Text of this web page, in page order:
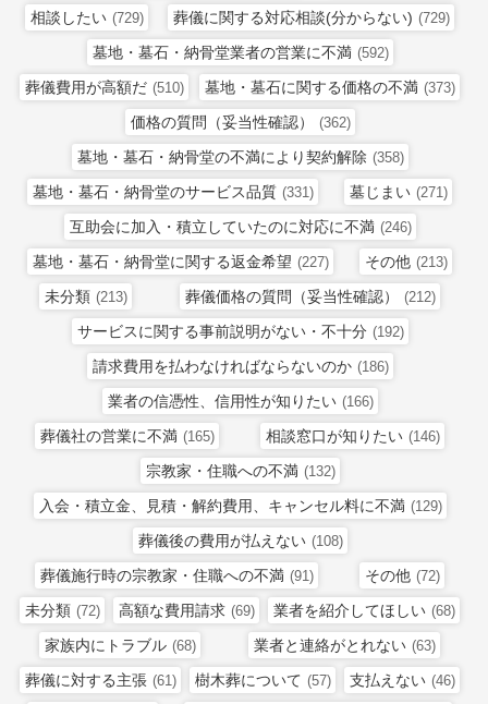
相談したい (729) 葬儀に関する対応相談(分からない) (729)
墓地・墓石・納骨堂業者の営業に不満 (592)
葬儀費用が高額だ (510) 墓地・墓石に関する価格の不満 (373)
価格の質問（妥当性確認） (362)
墓地・墓石・納骨堂の不満により契約解除 (358)
墓地・墓石・納骨堂のサービス品質 (331) 墓じまい (271)
互助会に加入・積立していたのに対応に不満 (246)
墓地・墓石・納骨堂に関する返金希望 (227) その他 (213)
未分類 (213) 葬儀価格の質問（妥当性確認） (212)
サービスに関する事前説明がない・不十分 (192)
請求費用を払わなければならないのか (186)
業者の信憑性、信用性が知りたい (166)
葬儀社の営業に不満 (165) 相談窓口が知りたい (146)
宗教家・住職への不満 (132)
入会・積立金、見積・解約費用、キャンセル料に不満 (129)
葬儀後の費用が払えない (108)
葬儀施行時の宗教家・住職への不満 (91) その他 (72)
未分類 (72) 高額な費用請求 (69) 業者を紹介してほしい (68)
家族内にトラブル (68) 業者と連絡がとれない (63)
葬儀に対する主張 (61) 樹木葬について (57) 支払えない (46)